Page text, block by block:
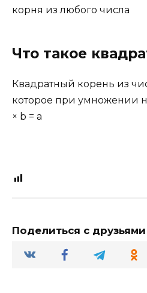
корня из любого числа
Что такое
Квадратный корень из
которое при умножении
× b = a
Поделиться с друзьями